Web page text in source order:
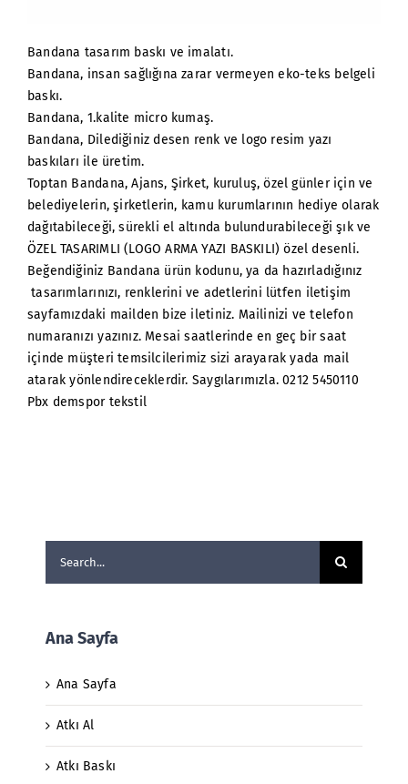
Bandana tasarım baskı ve imalatı.
Bandana, insan sağlığına zarar vermeyen eko-teks belgeli
baskı.
Bandana, 1.kalite micro kumaş.
Bandana, Dilediğiniz desen renk ve logo resim yazı
baskıları ile üretim.
Toptan Bandana, Ajans, Şirket, kuruluş, özel günler için ve
belediyelerin, şirketlerin, kamu kurumlarının hediye olarak
dağıtabileceği, sürekli el altında bulundurabileceği şık ve
ÖZEL TASARIMLI (LOGO ARMA YAZI BASKILI) özel desenli.
Beğendiğiniz Bandana ürün kodunu, ya da hazırladığınız
tasarımlarınızı, renklerini ve adetlerini lütfen iletişim
sayfamızdaki mailden bize iletiniz. Mailinizi ve telefon
numaranızı yazınız. Mesai saatlerinde en geç bir saat
içinde müşteri temsilcilerimiz sizi arayarak yada mail
atarak yönlendireceklerdir. Saygılarımızla. 0212 5450110
Pbx demspor tekstil
Ana Sayfa
Ana Sayfa
Atkı Al
Atkı Baskı